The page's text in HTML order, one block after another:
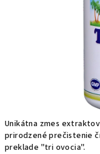
Unikátna zmes
prirodzené prečistenie
preklade "tri ovocia".